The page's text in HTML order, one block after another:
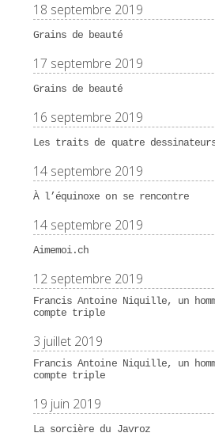
18 septembre 2019
Grains de beauté
17 septembre 2019
Grains de beauté
16 septembre 2019
Les traits de quatre
14 septembre 2019
À l’équinoxe on se rencontre
14 septembre 2019
Aimemoi.ch
12 septembre 2019
Francis Antoine Niquille, un
compte triple
3 juillet 2019
Francis Antoine Niquille, un
compte triple
19 juin 2019
La sorcière du Javroz